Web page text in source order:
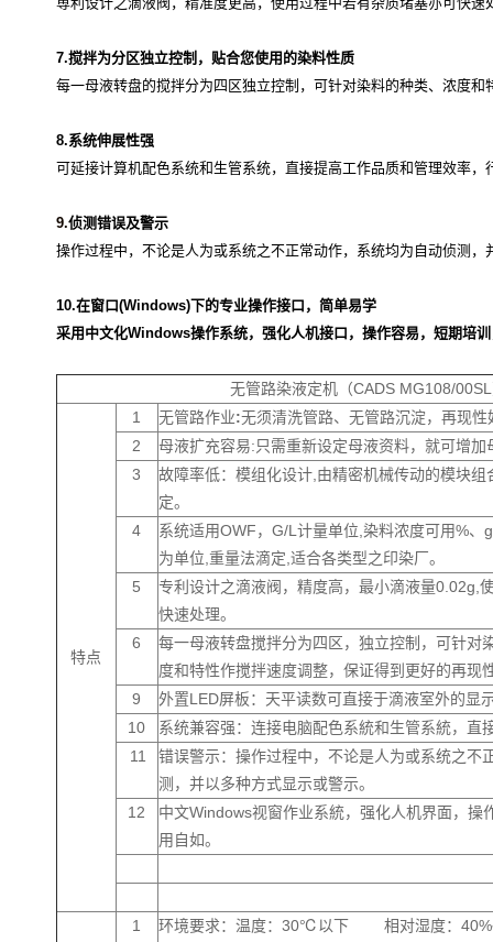
7.搅拌为分区独立控制，贴合您使用的染料性质
每一母液转盘的搅拌分为四区独立控制，可针对染料的种类、浓度
8.系统伸展性强
可延接计算机配色系统和生管系统，直接提高工作品质和管理效率，
9.侦测错误及警示
操作过程中，不论是人为或系统之不正常动作，系统均为自动侦测，
10.在窗口(Windows)下的专业操作接口，简单易学
采用中文化Windows操作系统，强化人机接口，操作容易，短期培
无管路染液定机（CADS MG108/
特点
1 无管路作业:无须清洗管路、无管路沉淀，再现性
2
母液扩充容易:只需重新设定母液资料，就可增加
3
故障率低：模组化设计,由精密机械传动的模块组
定。
4
系统适用OWF，G/L计量单位,染料浓度可用%、
为单位,重量法滴定,适合各类型之印染厂。
5
专利设计之滴液阀，精度高，最小滴液量0.02g,
快速处理。
6
每一母液转盘搅拌分为四区，独立控制，可针对
度和特性作搅拌速度调整，保证得到更好的再现
9
外置LED屏板：天平读数可直接于滴液室外的显
10
系统兼容强：连接电脑配色系統和生管系統，直
11
错误警示：操作过程中，不论是人为或系统之不
测，并以多种方式显示或警示。
12
中文Windows视窗作业系統，强化人机界面，操
用自如。
1
环境要求：温度：30℃以下 相对湿度